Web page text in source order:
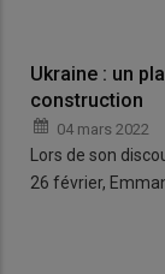
Ukraine : un
construction
04 mars 2022
Lors de son
26 février,